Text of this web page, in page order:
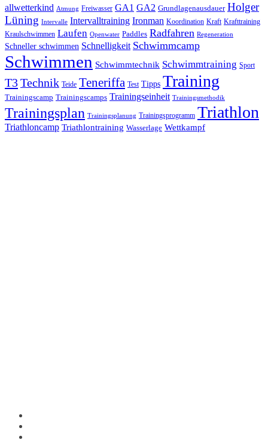
allwetterkind Atmung Freiwasser GA1 GA2 Grundlagenausdauer Holger
Lüning Intervalle Intervalltraining Ironman Koordination Kraft Krafttraining
Kraulschwimmen Laufen Openwater Paddles Radfahren Regeneration
Schneller schwimmen Schnelligkeit Schwimmcamp
Schwimmen Schwimmtechnik Schwimmtraining Sport
T3Technik Teide Teneriffa Test Tipps Training
Trainingscamp Trainingscamps Trainingseinheit Trainingsmethodik
Trainingsplan Trainingsplanung Trainingsprogramm Triathlon
Triathloncamp Triathlontraining Wasserlage Wettkampf